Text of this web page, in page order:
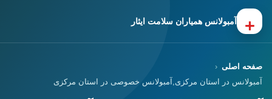
+ آمبولانس همیاران سلامت ایثار
صفحه اصلی
آمبولانس در استان مرکزی,آمبولانس خصوصی در استان مرکزی